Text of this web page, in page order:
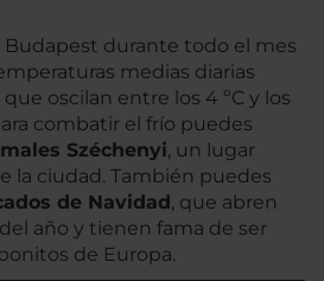
Budapest durante todo el mes
medias diarias
oscilan entre los 4 ºC y los
combatir el frío puedes
Széchenyi, un lugar
la ciudad. También puedes
de Navidad , que abren
año y tienen fama de ser
de Europa.